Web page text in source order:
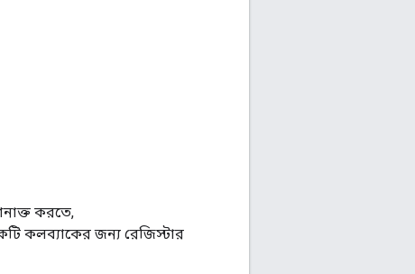
করতে,
কলব্যাকের জন্য রেজিস্টার